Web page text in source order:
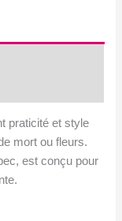
praticité et style
mort ou fleurs.
est conçu pour